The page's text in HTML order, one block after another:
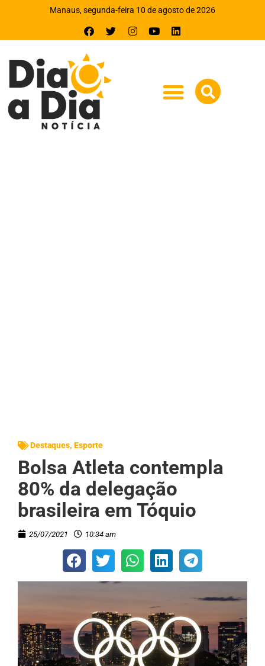
Manaus, segunda-feira 10 de agosto de 2026
Destaques, Esporte
Bolsa Atleta contempla
80% da delegação
brasileira em Tóquio
25/07/2021 10:34 am